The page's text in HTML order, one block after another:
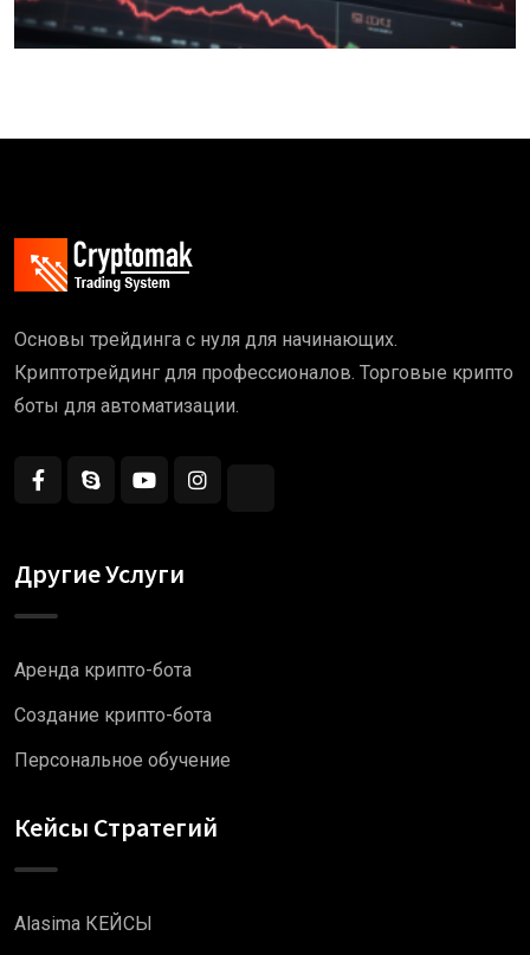
Основы трейдинга с нуля для начинающих.
Криптотрейдинг для профессионалов. Торговые крипто
боты для автоматизации.
Другие Услуги
Аренда крипто-бота
Создание крипто-бота
Персональное обучение
Кейсы Стратегий
Alasima КЕЙСЫ